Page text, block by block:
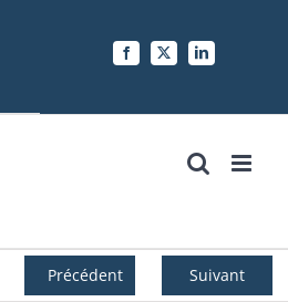
Facebook
X LinkedIn
Précédent Suivant